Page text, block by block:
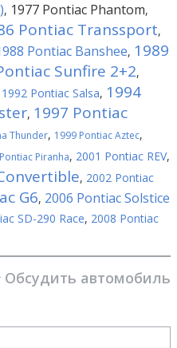
, 1977 Pontiac Phantom,
Pontiac Transsport,
Pontiac Banshee, 1989
Sunfire 2+2,
1992 Pontiac Salsa, 1994
, 1997 Pontiac
Thunder, 1999 Pontiac Aztec,
Piranha, 2001 Pontiac REV,
, 2002 Pontiac
G6, 2006 Pontiac Solstice
SD-290 Race, 2008 Pontiac
Обсудить автомобиль